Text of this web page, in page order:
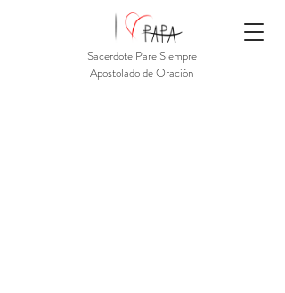
Sacerdote Pare Siempre
Apostolado de Oración